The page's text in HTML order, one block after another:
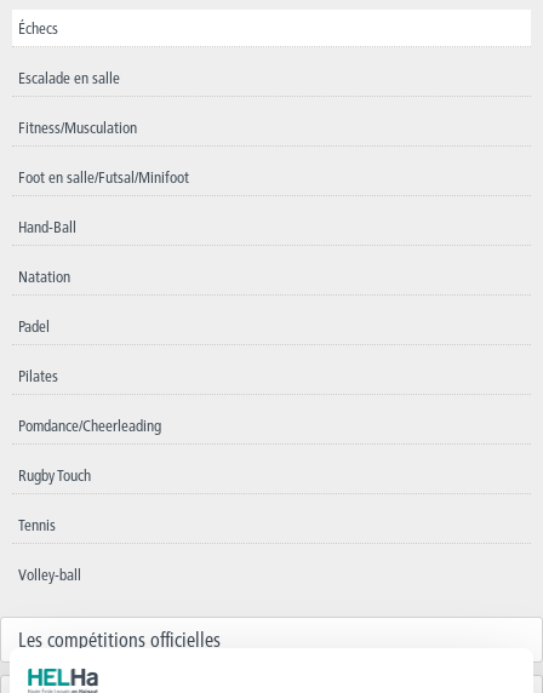
Échecs
Escalade en salle
Fitness/Musculation
Foot en salle/Futsal/Minifoot
Hand-Ball
Natation
Padel
Pilates
Pomdance/Cheerleading
Rugby Touch
Tennis
Volley-ball
Les compétitions officielles